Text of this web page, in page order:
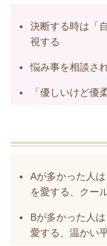
決断する時は「
視する
悩み事を相談さ
「優しいけど優
️Aが多かった人
を愛する、クー
️Bが多かった人
愛する、温かい